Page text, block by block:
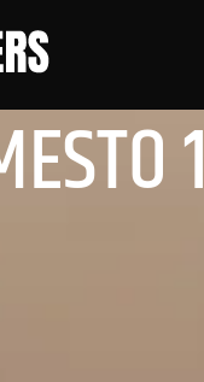
1